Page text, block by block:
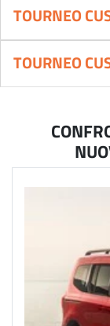
TOURNEO
TOURNEO